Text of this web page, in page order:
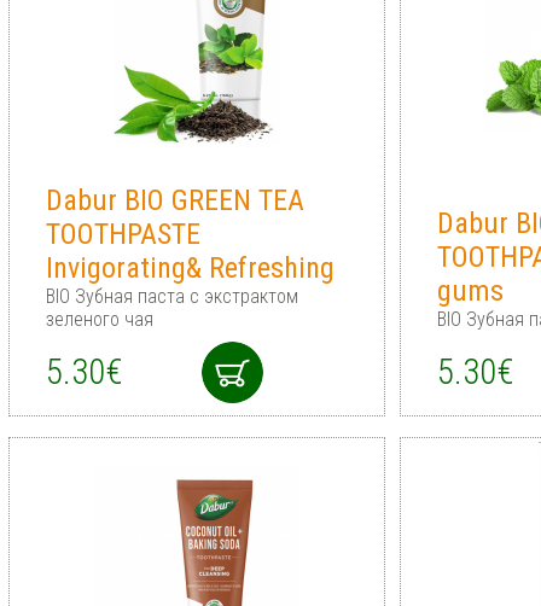
Dabur BIO GREEN TEA
TOOTHPASTE
Invigorating& Refreshing
BIO Зубная паста с экстрактом
зеленого чая
5.30€
Dabur
gums
BIO Зубная
5.30€